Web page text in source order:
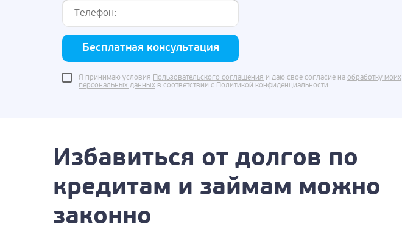
Бесплатная консультация
Я принимаю условия Пользовательского соглашения и даю свое согласие на обработку моих
персональных данных в соответствии с Политикой конфиденциальности
Избавиться от долгов по
кредитам и займам можно
законно